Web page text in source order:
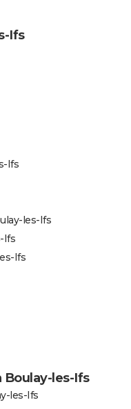
Ifs
Ifs
les-Ifs
Ifs
Ifs
Boulay-les-Ifs
les-Ifs